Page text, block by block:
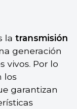
la transmisión
generación
vivos. Por lo
los
garantizan